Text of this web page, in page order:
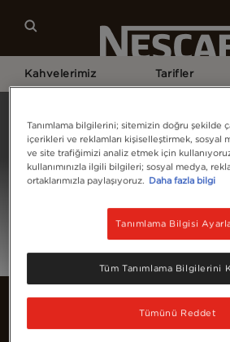
Kahvelerimiz Tarifler
Tanımlama bilgilerini; sitemizin doğru şekilde
içerikleri ve reklamları kişiselleştirmek, sosyal
ve site trafiğimizi analiz etmek için
kullanımınızla ilgili bilgileri; sosyal medya,
ortaklarımızla paylaşıyoruz. Daha fazla bilgi
Tanımlama Bilgisi
Tümünü Reddet
Tüm Tanımlama Bilgilerini